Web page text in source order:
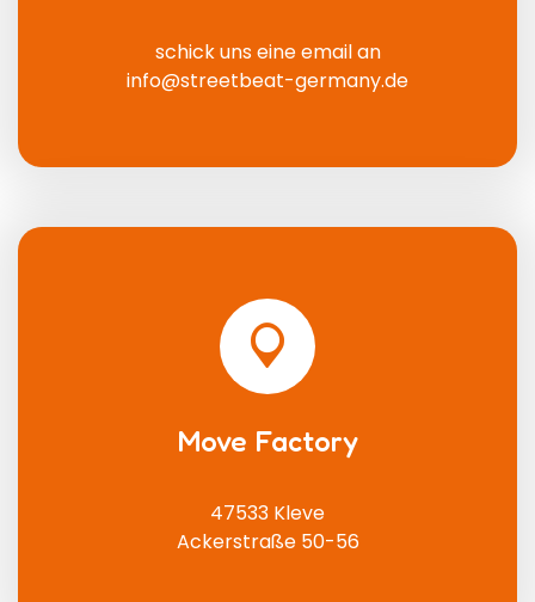
schick uns eine email an
info@streetbeat-germany.de
Move Factory
47533 Kleve
Ackerstraße 50-56